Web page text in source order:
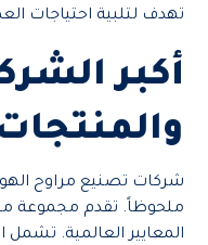
تهدف لتلبية احتياجات
أكبر
شركات تصنيع مراوح
ملحوظاً. تقدم مجموعة
المعايير العالمية. تشمل